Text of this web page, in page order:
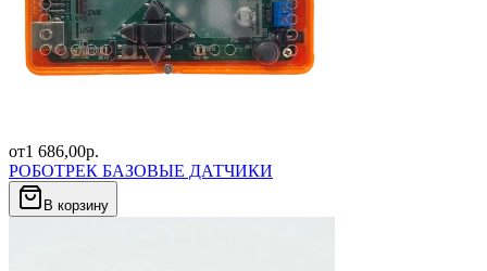
от1 686,00р.
РОБОТРЕК БАЗОВЫЕ ДАТЧИКИ
В корзину